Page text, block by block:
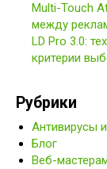
Multi-Touch
между
LD Pro 3.0:
критерии
Рубрики
Антивирусы
Блог
Веб-